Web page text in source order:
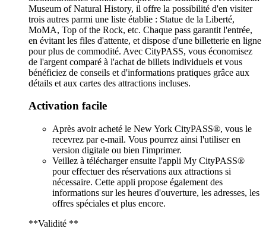
Museum of Natural History, il offre la possibilité d'en visiter
trois autres parmi une liste établie : Statue de la Liberté,
MoMA, Top of the Rock, etc. Chaque pass garantit l'entrée,
en évitant les files d'attente, et dispose d'une billetterie en ligne
pour plus de commodité. Avec CityPASS, vous économisez
de l'argent comparé à l'achat de billets individuels et vous
bénéficiez de conseils et d'informations pratiques grâce aux
détails et aux cartes des attractions incluses.
Activation facile
Après avoir acheté le New York CityPASS®, vous le
recevrez par e-mail. Vous pourrez ainsi l'utiliser en
version digitale ou bien l'imprimer.
Veillez à télécharger ensuite l'appli My CityPASS®
pour effectuer des réservations aux attractions si
nécessaire. Cette appli propose également des
informations sur les heures d'ouverture, les adresses, les
offres spéciales et plus encore.
**Validité **